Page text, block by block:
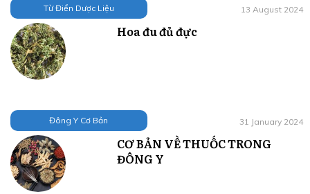
Từ Điển Dược Liệu 13 August 2024
Hoa đu đủ đực
Đông Y Cơ Bản 31 January 2024
CƠ BẢN VỀ THUỐC TRONG
ĐÔNG Y